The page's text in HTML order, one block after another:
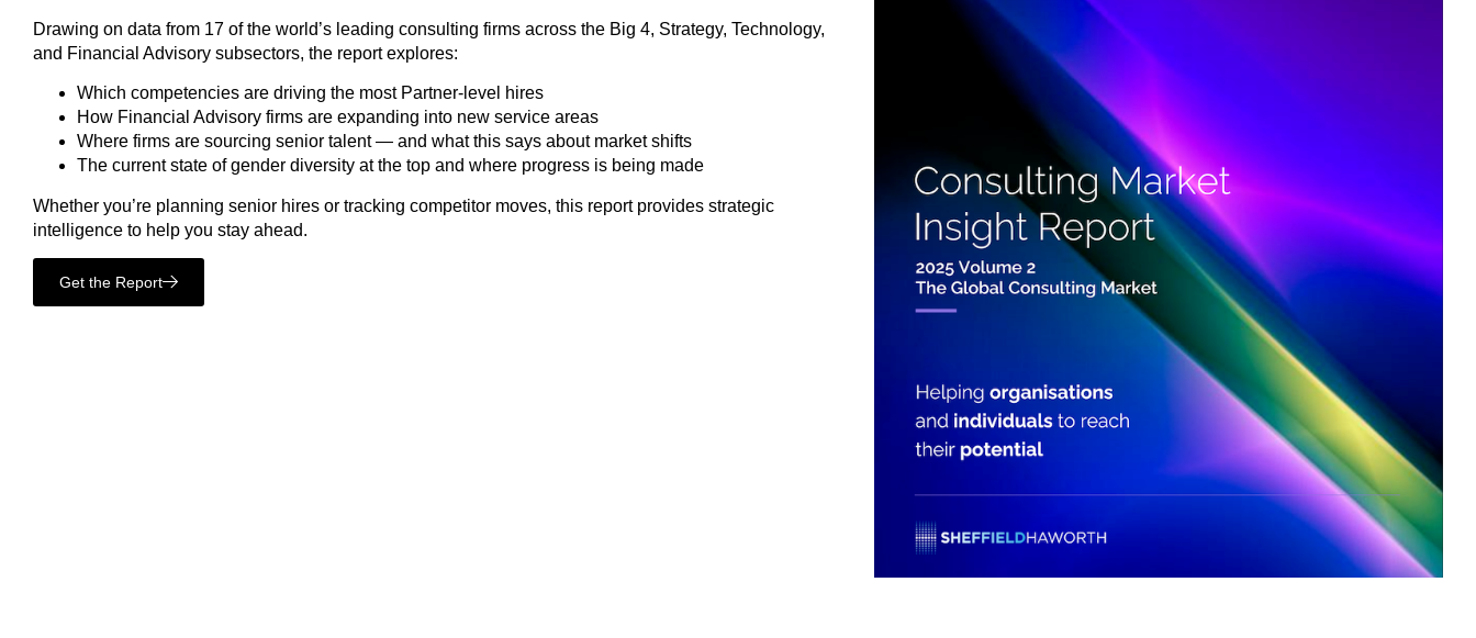
Drawing on data from 17 of the world’s leading consulting firms across the Big 4, Strategy, Technology,
and Financial Advisory subsectors, the report explores:
Which competencies are driving the most Partner-level hires
How Financial Advisory firms are expanding into new service areas
Where firms are sourcing senior talent — and what this says about market shifts
The current state of gender diversity at the top and where progress is being made
Whether you’re planning senior hires or tracking competitor moves, this report provides strategic
intelligence to help you stay ahead.
Get the Report